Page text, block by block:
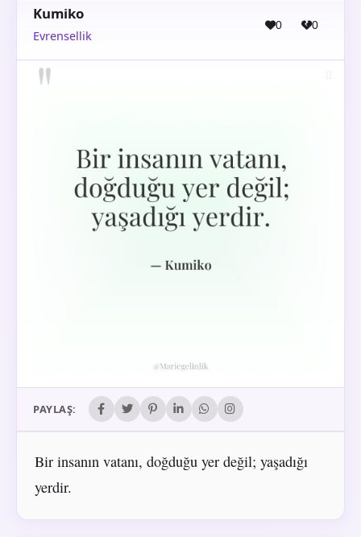
Kumiko
Evrensellik
0 0
PAYLAŞ:
Bir insanın vatanı, doğduğu yer değil; yaşadığı
yerdir.